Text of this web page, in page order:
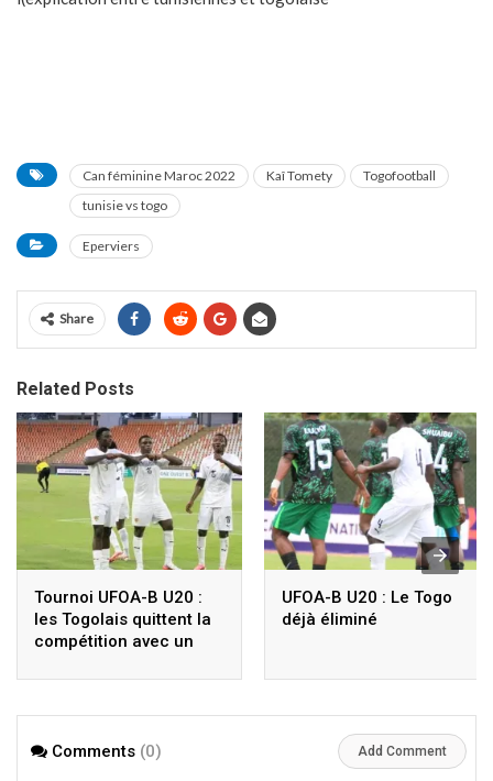
Can féminine Maroc 2022 Kaî Tomety
Togofootball
tunisie vs togo
Eperviers
Share
Related Posts
Tournoi UFOA-B U20 :
les Togolais quittent la
compétition avec un
résultats du Togo
UFOA-B U20 : Le Togo
déjà éliminé
Comments (0) Add Comment